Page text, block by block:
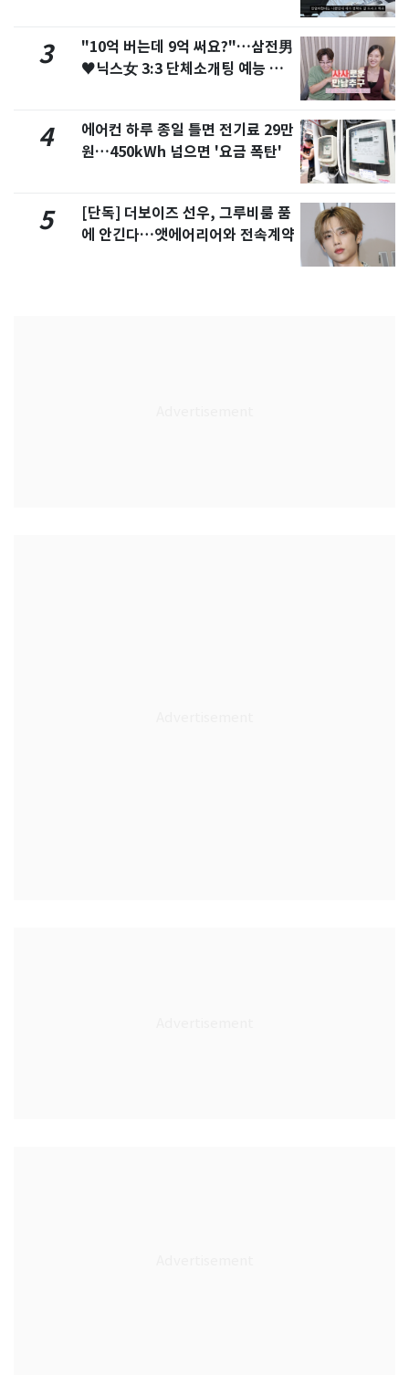
3
"10억 버는데 9억 써요?"…삼전男
♥닉스女 3:3 단체소개팅 예능 화
4
에어컨 하루 종일 틀면 전기료 29만
원…450kWh 넘으면 '요금 폭탄'
5
[단독] 더보이즈 선우, 그루비룸 품
에 안긴다…앳에어리어와 전속계약